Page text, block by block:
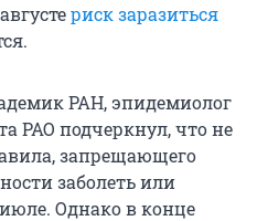
риск заразиться
РАН, эпидемиолог
РАО подчеркнул, что не
запрещающего
заболеть или
Однако в конце